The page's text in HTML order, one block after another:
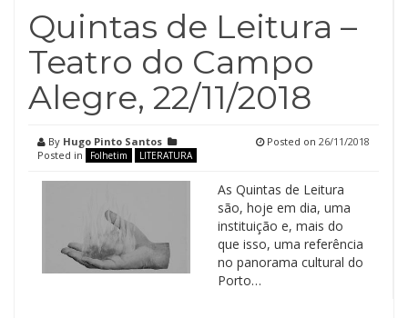
Quintas de Leitura –
Teatro do Campo
Alegre, 22/11/2018
By Hugo Pinto Santos
Posted in
Folhetim LITERATURA
Posted on 26/11/2018
As Quintas de Leitura
são, hoje em dia, uma
instituição e, mais do
que isso, uma referência
no panorama cultural do
Porto…